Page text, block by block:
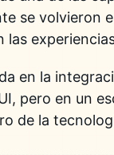
se volvieron
las
en la
pero en un
de la